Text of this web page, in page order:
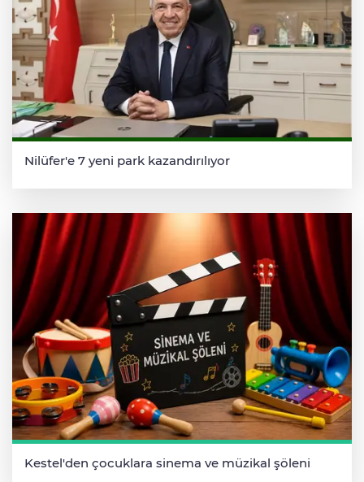
Nilüfer'e 7 yeni park kazandırılıyor
Kestel'den çocuklara sinema ve müzikal şöleni